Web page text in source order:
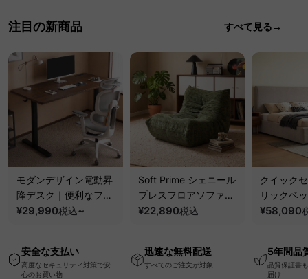
注目の新商品 すべて見る→
モダンデザイン電動昇
降デスク｜便利なフッ
ク・コンセント・
ー機能搭載ワークデス
ク
¥29,990税込~
Soft Prime シェニール
プレスフロアソファ｜
圧縮梱包で搬入しやす
ァ
¥22,890税込
クイック
リックベ
要で組み
¥58,090
安全な支払い
高度なセキュリティ対策で安
心のお買い物
迅速な無料配送
すべてのご注文が対象
5年間品
品質保証書
届け